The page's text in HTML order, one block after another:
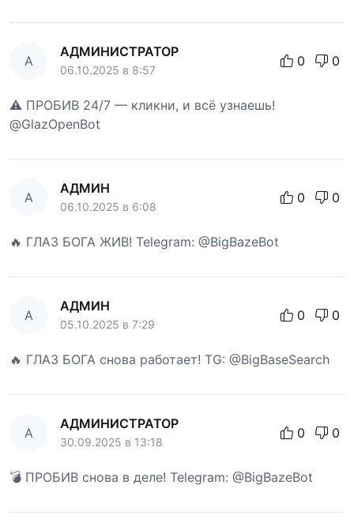
А
АДМИНИСТРАТОР
06.10.2025 в 8:57
0 0
⚠️ ПРОБИВ 24/7 — кликни, и всё узнаешь!
@GlazOpenBot
А
АДМИН
06.10.2025 в 6:08
0 0
🔥 ГЛАЗ БОГА ЖИВ! Telegram: @BigBazeBot
А
АДМИН
05.10.2025 в 7:29
0 0
🔥 ГЛАЗ БОГА снова работает! TG: @BigBaseSearch
А
АДМИНИСТРАТОР
30.09.2025 в 13:18
0 0
💣 ПРОБИВ снова в деле! Telegram: @BigBazeBot